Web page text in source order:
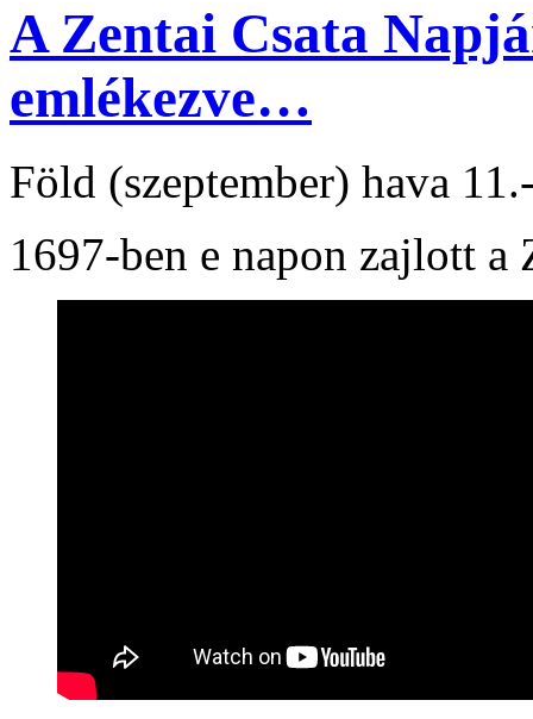
A Zentai Csata
emlékezve…
Föld (szeptember) hava
1697-ben e napon zajlott a